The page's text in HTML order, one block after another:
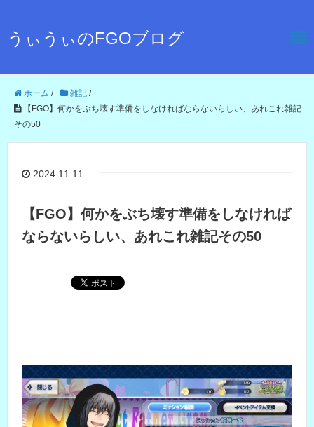
うぃうぃのFGOブログ
ホーム / 雑記 /
【FGO】何かをぶち壊す準備をしなければならないらしい、あれこれ雑記
その50
2024.11.11
【FGO】何かをぶち壊す準備をしなければ
ならないらしい、あれこれ雑記その50